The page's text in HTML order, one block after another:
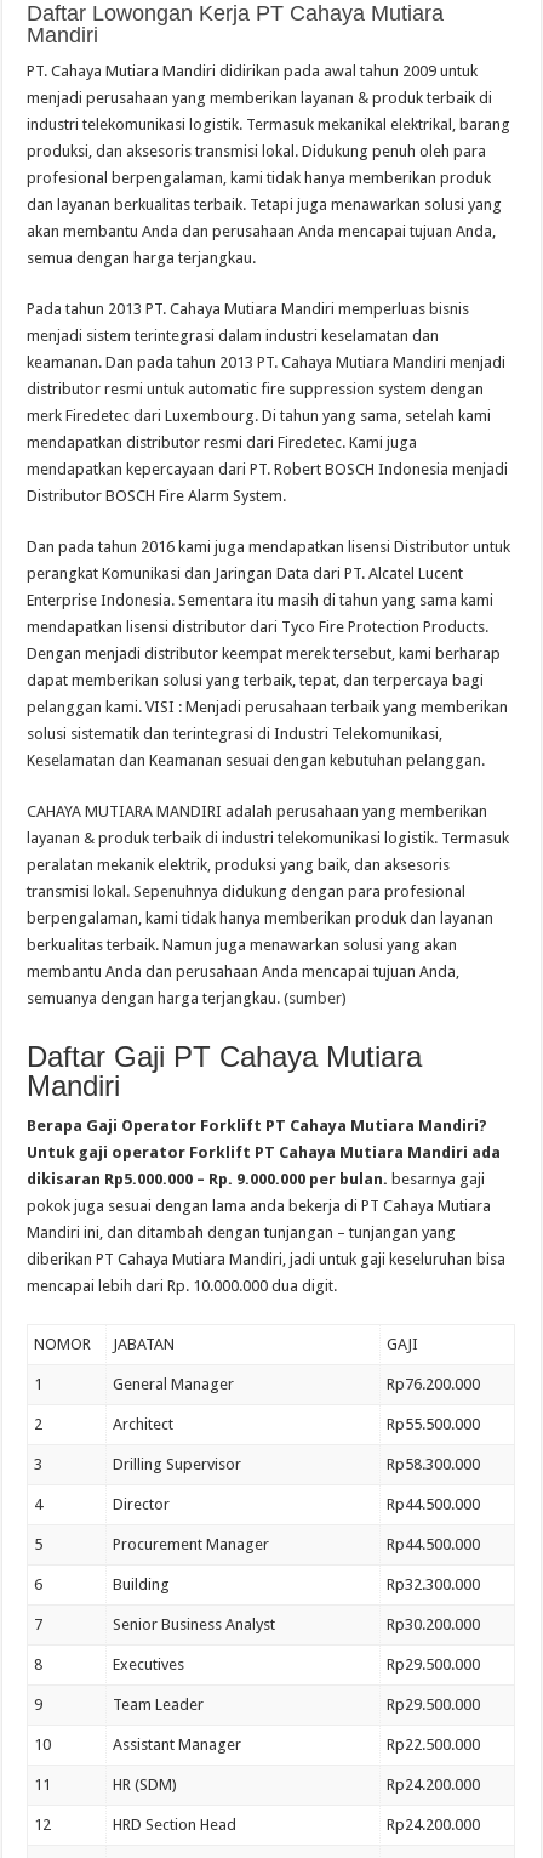
Daftar Lowongan Kerja PT Cahaya Mutiara
Mandiri
PT. Cahaya Mutiara Mandiri didirikan pada awal tahun 2009 untuk
menjadi perusahaan yang memberikan layanan & produk terbaik di
industri telekomunikasi logistik. Termasuk mekanikal elektrikal, barang
produksi, dan aksesoris transmisi lokal. Didukung penuh oleh para
profesional berpengalaman, kami tidak hanya memberikan produk
dan layanan berkualitas terbaik. Tetapi juga menawarkan solusi yang
akan membantu Anda dan perusahaan Anda mencapai tujuan Anda,
semua dengan harga terjangkau.
Pada tahun 2013 PT. Cahaya Mutiara Mandiri memperluas bisnis
menjadi sistem terintegrasi dalam industri keselamatan dan
keamanan. Dan pada tahun 2013 PT. Cahaya Mutiara Mandiri menjadi
distributor resmi untuk automatic fire suppression system dengan
merk Firedetec dari Luxembourg. Di tahun yang sama, setelah kami
mendapatkan distributor resmi dari Firedetec. Kami juga
mendapatkan kepercayaan dari PT. Robert BOSCH Indonesia menjadi
Distributor BOSCH Fire Alarm System.
Dan pada tahun 2016 kami juga mendapatkan lisensi Distributor untuk
perangkat Komunikasi dan Jaringan Data dari PT. Alcatel Lucent
Enterprise Indonesia. Sementara itu masih di tahun yang sama kami
mendapatkan lisensi distributor dari Tyco Fire Protection Products.
Dengan menjadi distributor keempat merek tersebut, kami berharap
dapat memberikan solusi yang terbaik, tepat, dan terpercaya bagi
pelanggan kami. VISI : Menjadi perusahaan terbaik yang memberikan
solusi sistematik dan terintegrasi di Industri Telekomunikasi,
Keselamatan dan Keamanan sesuai dengan kebutuhan pelanggan.
CAHAYA MUTIARA MANDIRI adalah perusahaan yang memberikan
layanan & produk terbaik di industri telekomunikasi logistik. Termasuk
peralatan mekanik elektrik, produksi yang baik, dan aksesoris
transmisi lokal. Sepenuhnya didukung dengan para profesional
berpengalaman, kami tidak hanya memberikan produk dan layanan
berkualitas terbaik. Namun juga menawarkan solusi yang akan
membantu Anda dan perusahaan Anda mencapai tujuan Anda,
semuanya dengan harga terjangkau. (sumber)
Daftar Gaji PT Cahaya Mutiara
Mandiri
Berapa Gaji Operator Forklift PT Cahaya Mutiara Mandiri?
Untuk gaji operator Forklift PT Cahaya Mutiara Mandiri ada
dikisaran Rp5.000.000 – Rp. 9.000.000 per bulan. besarnya gaji
pokok juga sesuai dengan lama anda bekerja di PT Cahaya Mutiara
Mandiri ini, dan ditambah dengan tunjangan – tunjangan yang
diberikan PT Cahaya Mutiara Mandiri, jadi untuk gaji keseluruhan bisa
mencapai lebih dari Rp. 10.000.000 dua digit.
NOMOR JABATAN GAJI
1 General Manager Rp76.200.000
2 Architect Rp55.500.000
3 Drilling Supervisor Rp58.300.000
4 Director Rp44.500.000
5 Procurement Manager Rp44.500.000
6 Building Rp32.300.000
7 Senior Business Analyst Rp30.200.000
8 Executives Rp29.500.000
9 Team Leader Rp29.500.000
10 Assistant Manager Rp22.500.000
11 HR (SDM) Rp24.200.000
12 HRD Section Head Rp24.200.000